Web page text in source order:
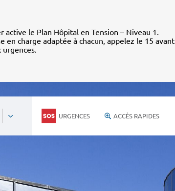
active le Plan Hôpital en Tension – Niveau 1.
en charge adaptée à chacun, appelez le 15 avant
URGENCES ACCÈS RAPIDES